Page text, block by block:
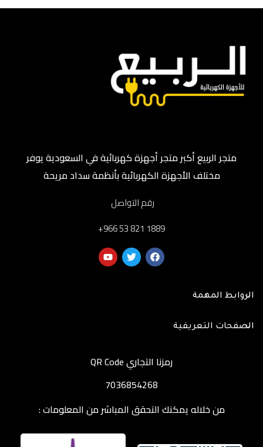
متجر الربيع أكبر متجر أجهزة كهربائية في السعودية يوفر
مختلف الأجهزة الكهربائية بأنظمة سداد مريحة
رقم التواصل
‎+966 53 821 1889
الروابط المهمة
الصفحات التعريفية
رمزنا التجاري QR Code
7036854268
من خلاله يمكنك التحقق المباشر من المعلومات :